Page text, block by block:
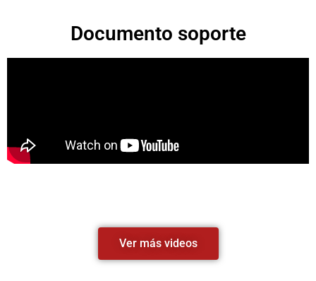
Documento soporte
Ver más videos